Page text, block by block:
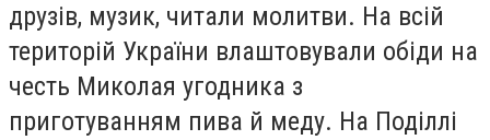
друзів, музик, читали молитви. На всій
територій України влаштовували обіди на
честь Миколая угодника з
приготуванням пива й меду. На Поділлі